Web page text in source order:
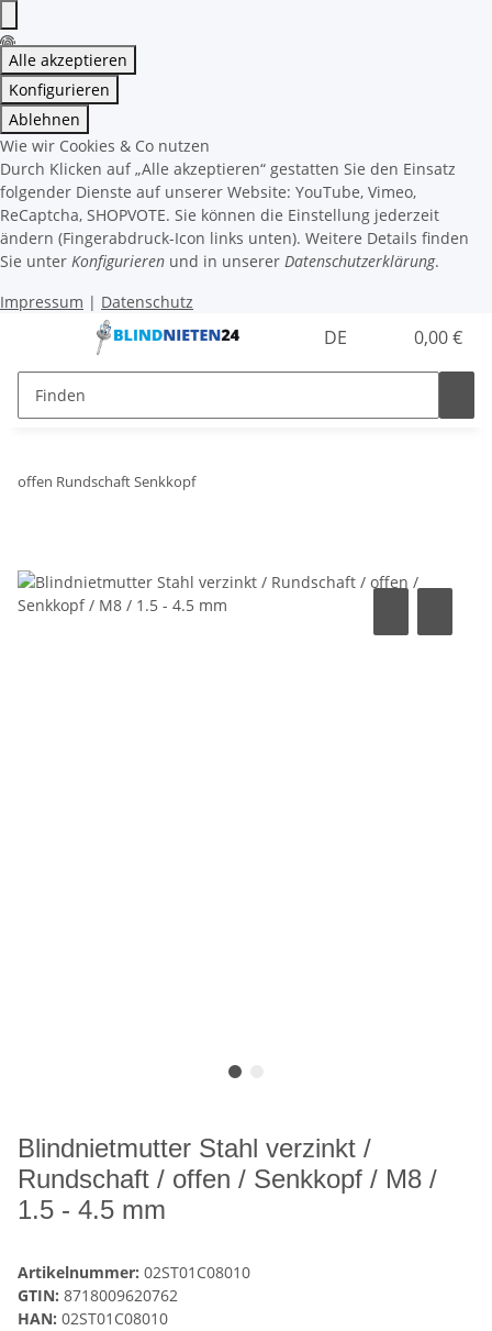
Alle akzeptieren
Konfigurieren
Ablehnen
Wie wir Cookies & Co nutzen
Durch Klicken auf „Alle akzeptieren“ gestatten Sie den Einsatz
folgender Dienste auf unserer Website: YouTube, Vimeo,
ReCaptcha, SHOPVOTE. Sie können die Einstellung jederzeit
ändern (Fingerabdruck-Icon links unten). Weitere Details finden
Sie unter Konfigurieren und in unserer Datenschutzerklärung.
Impressum | Datenschutz
DE 0,00 €
offen Rundschaft Senkkopf
Blindnietmutter Stahl verzinkt /
Rundschaft / offen / Senkkopf / M8 /
1.5 - 4.5 mm
Artikelnummer: 02ST01C08010
GTIN: 8718009620762
HAN: 02ST01C08010